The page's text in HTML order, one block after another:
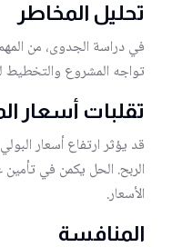
تحليل المخاطر
في دراسة الجدوى، من
تواجه المشروع والتخطيط
تقلبات أسعار
قد يؤثر ارتفاع أسعار
الربح. الحل يكمن في
الأسعار.
المنافسة